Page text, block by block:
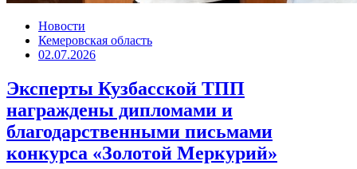
Новости
Кемеровская область
02.07.2026
Эксперты Кузбасской ТПП
награждены дипломами и
благодарственными письмами
конкурса «Золотой Меркурий»